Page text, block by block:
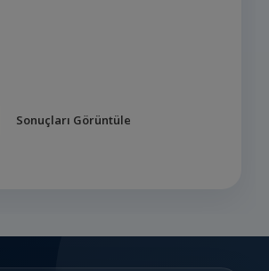
Sonuçları Görüntüle